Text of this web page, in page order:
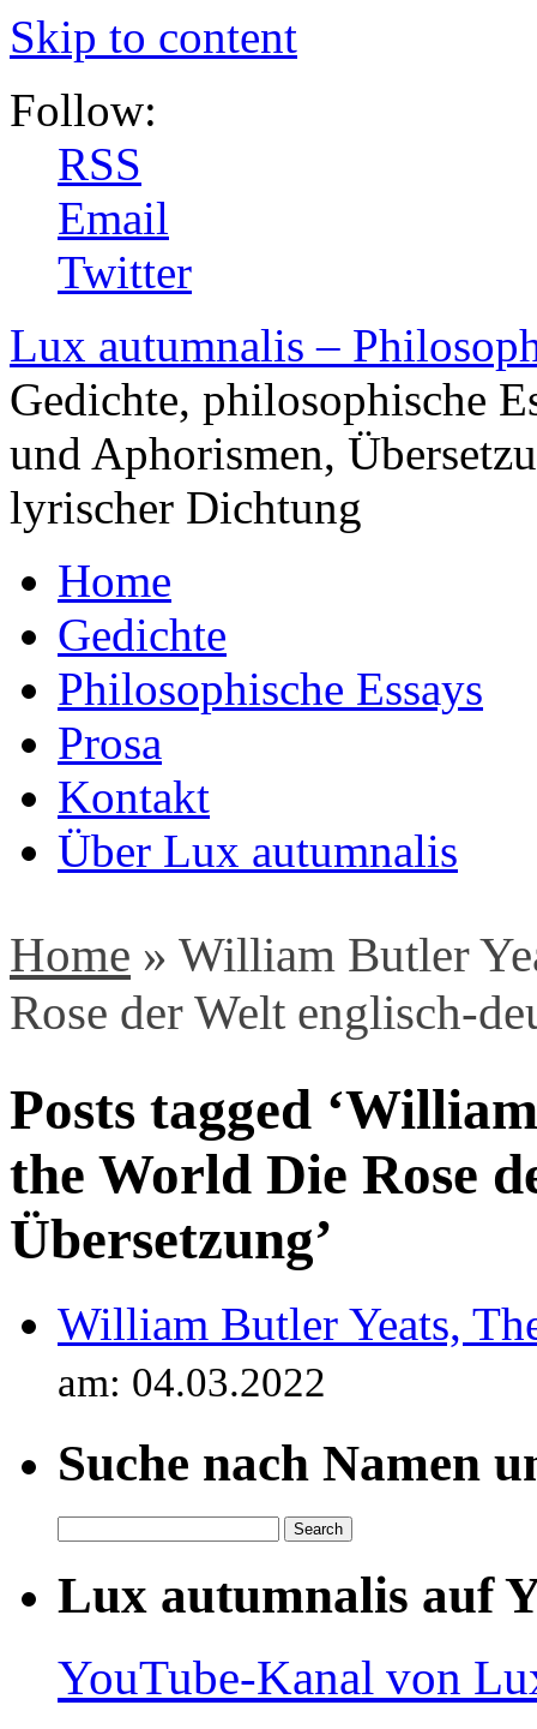
Skip to content
Follow:
RSS
Email
Twitter
Lux autumnalis –
Gedichte, philosophische
und Aphorismen,
lyrischer Dichtung
Home
Gedichte
Philosophische Essays
Prosa
Kontakt
Über Lux autumnalis
Home » William Butler
Rose der Welt englisch-
Posts tagged
the World Die Rose
Übersetzung’
William Butler Yeats,
am: 04.03.2022
Suche nach Namen
Lux autumnalis auf
YouTube-Kanal von